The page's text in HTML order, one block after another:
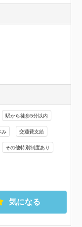
駅から徒歩5分以内
み 交通費支給
その他特別制度あり
気になる